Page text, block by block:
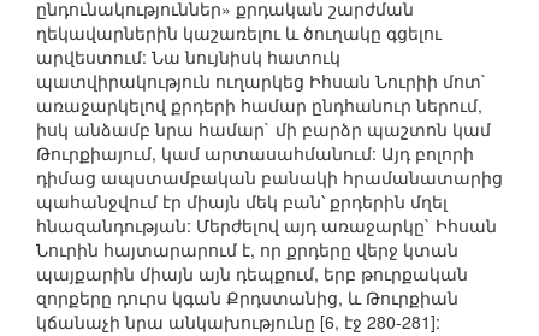
ընդունակություններ» քրդական շարժման
ղեկավարներին կաշառելու և ծուղակը գցելու
արվեստում: Նա նույնիսկ հատուկ
պատվիրակություն ուղարկեց Իհսան Նուրիի մոտ`
առաջարկելով քրդերի համար ընդհանուր ներում,
իսկ անձամբ նրա համար` մի բարձր պաշտոն կամ
Թուրքիայում, կամ արտասահմանում: Այդ բոլորի
դիմաց ապստամբական բանակի հրամանատարից
պահանջվում էր միայն մեկ բան՝ քրդերին մղել
հնազանդության: Մերժելով այդ առաջարկը` Իհսան
Նուրին հայտարարում է, որ քրդերը վերջ կտան
պայքարին միայն այն դեպքում, երբ թուրքական
զորքերը դուրս կգան Քրդստանից, և Թուրքիան
կճանաչի նրա անկախությունը [6, էջ 280-281]: